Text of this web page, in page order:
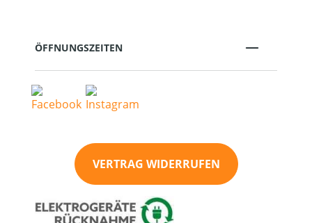
ÖFFNUNGSZEITEN
VERTRAG WIDERRUFEN